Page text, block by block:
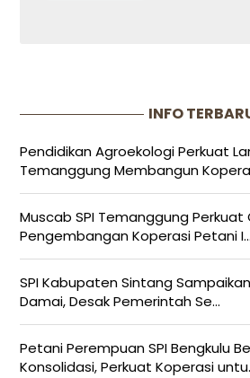
INFO
Pendidikan Agroekologi Perkuat
Temanggung Membangun
Muscab SPI Temanggung Perkuat
Pengembangan Koperasi Petani I...
SPI Kabupaten Sintang
Damai, Desak Pemerintah Se...
Petani Perempuan SPI Bengkulu
Konsolidasi, Perkuat Koperasi